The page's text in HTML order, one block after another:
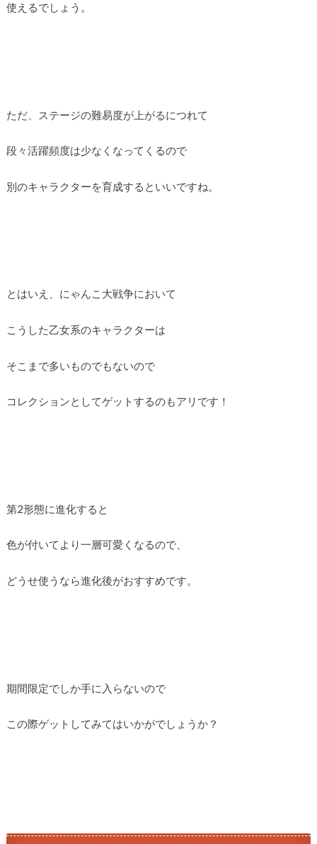
使えるでしょう。
ただ、ステージの難易度が上がるにつれて
段々活躍頻度は少なくなってくるので
別のキャラクターを育成するといいですね。
とはいえ、にゃんこ大戦争において
こうした乙女系のキャラクターは
そこまで多いものでもないので
コレクションとしてゲットするのもアリです！
第2形態に進化すると
色が付いてより一層可愛くなるので、
どうせ使うなら進化後がおすすめです。
期間限定でしか手に入らないので
この際ゲットしてみてはいかがでしょうか？